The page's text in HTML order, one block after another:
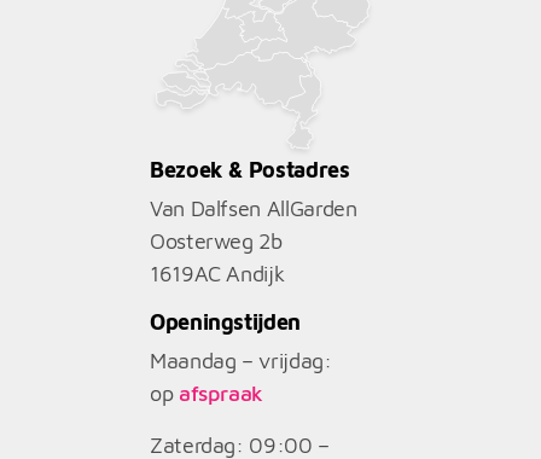
Bezoek & Postadres
Van Dalfsen AllGarden
Oosterweg 2b
1619AC Andijk
Openingstijden
Maandag – vrijdag:
op afspraak
Zaterdag: 09:00 –